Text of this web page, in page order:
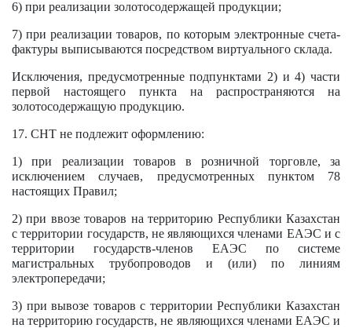
6) при реализации золотосодержащей продукции;
7) при реализации товаров, по которым электронные счета-
фактуры выписываются посредством виртуального склада.
Исключения, предусмотренные подпунктами 2) и 4) части
первой настоящего пункта на распространяются на
золотосодержащую продукцию.
17. СНТ не подлежит оформлению:
1) при реализации товаров в розничной торговле, за
исключением случаев, предусмотренных пунктом 78
настоящих Правил;
2) при ввозе товаров на территорию Республики Казахстан
с территории государств, не являющихся членами ЕАЭС и с
территории государств-членов ЕАЭС по системе
магистральных трубопроводов и (или) по линиям
электропередачи;
3) при вывозе товаров с территории Республики Казахстан
на территорию государств, не являющихся членами ЕАЭС и